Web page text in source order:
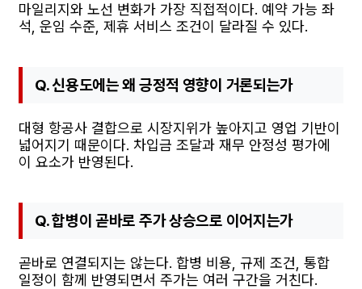
마일리지와 노선 변화가 가장 직접적이다. 예약 가능 좌
석, 운임 수준, 제휴 서비스 조건이 달라질 수 있다.
Q. 신용도에는 왜 긍정적 영향이 거론되는가
대형 항공사 결합으로 시장지위가 높아지고 영업 기반이
넓어지기 때문이다. 차입금 조달과 재무 안정성 평가에
이 요소가 반영된다.
Q. 합병이 곧바로 주가 상승으로 이어지는가
곧바로 연결되지는 않는다. 합병 비용, 규제 조건, 통합
일정이 함께 반영되면서 주가는 여러 구간을 거친다.